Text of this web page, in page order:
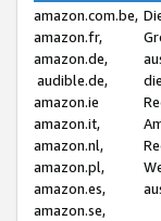
amazon.com.be,
amazon.fr,
amazon.de,
audible.de,
amazon.ie
amazon.it,
amazon.nl,
amazon.pl,
amazon.es,
amazon.se,